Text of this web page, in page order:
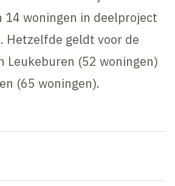
14 woningen in deelproject
Hetzelfde geldt voor de
Leukeburen (52 woningen)
(65 woningen).